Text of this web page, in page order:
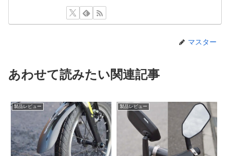
マスター
あわせて読みたい関連記事
製品レビュー 製品レビュー